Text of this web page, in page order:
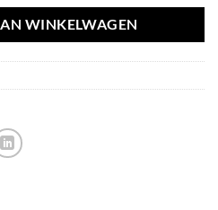
WINKELWAGEN